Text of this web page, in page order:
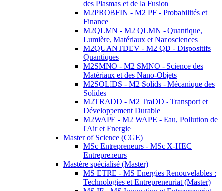
des Plasmas et de la Fusion
M2PROBFIN - M2 PF - Probabilités et
Finance
M2QLMN - M2 QLMN - Quantique,
Lumière, Matériaux et Nanosciences
M2QUANTDEV - M2 QD - Dispositifs
Quantiques
M2SMNO - M2 SMNO - Science des
Matériaux et des Nano-Objets
M2SOLIDS - M2 Solids - Mécanique des
Solides
M2TRADD - M2 TraDD - Transport et
Développement Durable
M2WAPE - M2 WAPE - Eau, Pollution de
l'Air et Energie
Master of Science (CGE)
MSc Entrepreneurs - MSc X-HEC
Entrepreneurs
Mastère spécialisé (Master)
MS ETRE - MS Energies Renouvelables :
Technologies et Entrepreneuriat (Master)